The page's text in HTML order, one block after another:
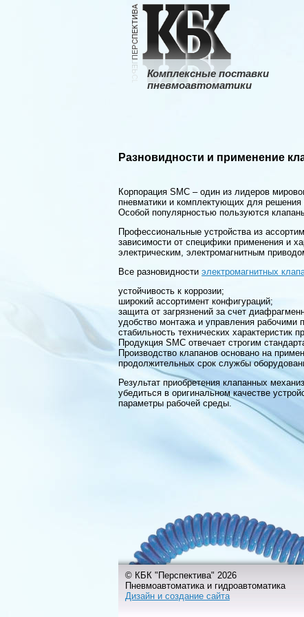
Комплексные поставки
пневмоавтоматики
Разновидности и применение
Корпорация SMC – один из лидеров
пневматики и комплектующих для решения
Особой популярностью пользуются
Профессиональные устройства из
зависимости от специфики применения и
электрическим, электромагнитным
Все разновидности электромагнитных
устойчивость к коррозии;
широкий ассортимент конфигураций;
защита от загрязнений за счет
удобство монтажа и управления рабочими
стабильность технических характеристик
Продукция SMC отвечает строгим
Производство клапанов основано на
продолжительных срок службы
Результат приобретения клапанных
убедиться в оригинальном качестве
параметры рабочей среды.
© КБК "Перспектива" 2026
Пневмоавтоматика и гидроавтоматика
Дизайн и создание сайта